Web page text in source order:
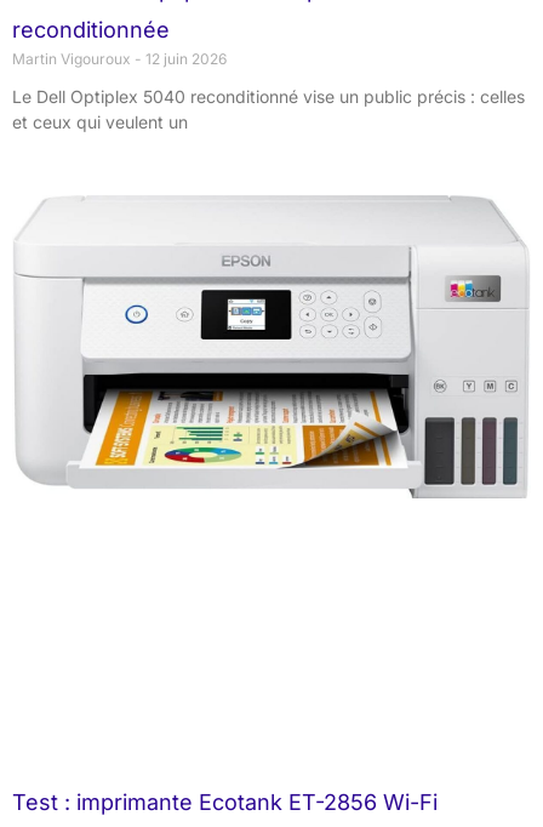
reconditionnée
Martin Vigouroux 12 juin 2026
Le Dell Optiplex 5040 reconditionné vise un public précis : celles
et ceux qui veulent un
Test : imprimante Ecotank ET-2856 Wi-Fi